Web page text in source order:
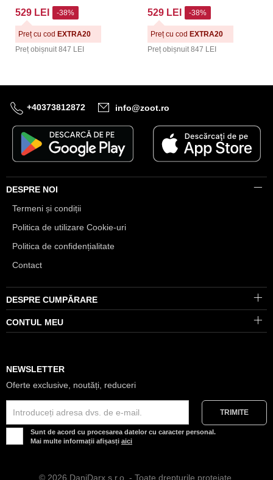
529 LEI
Preț obișnuit 847 LEI
-38%
Preț cu cod EXTRA20
529 LEI
Preț obișnuit 847 LEI
-38%
Preț cu cod EXTRA20
+40373812872 info@zoot.ro
DESPRE NOI
Termeni și condiții
Politica de utilizare Cookie-uri
Politica de confidențialitate
Contact
DESPRE CUMPĂRARE
CONTUL MEU
NEWSLETTER
Oferte exclusive, noutăți, reduceri
Sunt de acord cu procesarea datelor cu caracter personal.
Mai multe informații afișasți aici
© 2026 DaniDarx s.r.o. - Toate drepturile protejate.